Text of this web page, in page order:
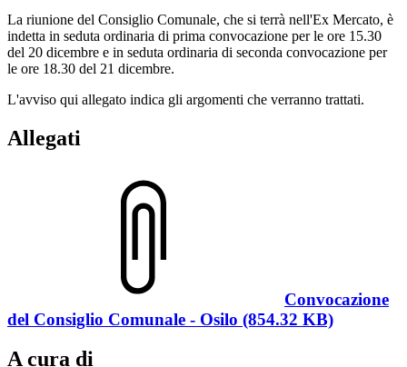
La riunione del Consiglio Comunale, che si terrà nell'Ex Mercato, è
indetta in seduta ordinaria di prima convocazione per le ore 15.30
del 20 dicembre e in seduta ordinaria di seconda convocazione per
le ore 18.30 del 21 dicembre.
L'avviso qui allegato indica gli argomenti che verranno trattati.
Allegati
Convocazione
del Consiglio Comunale - Osilo (854.32 KB)
A cura di